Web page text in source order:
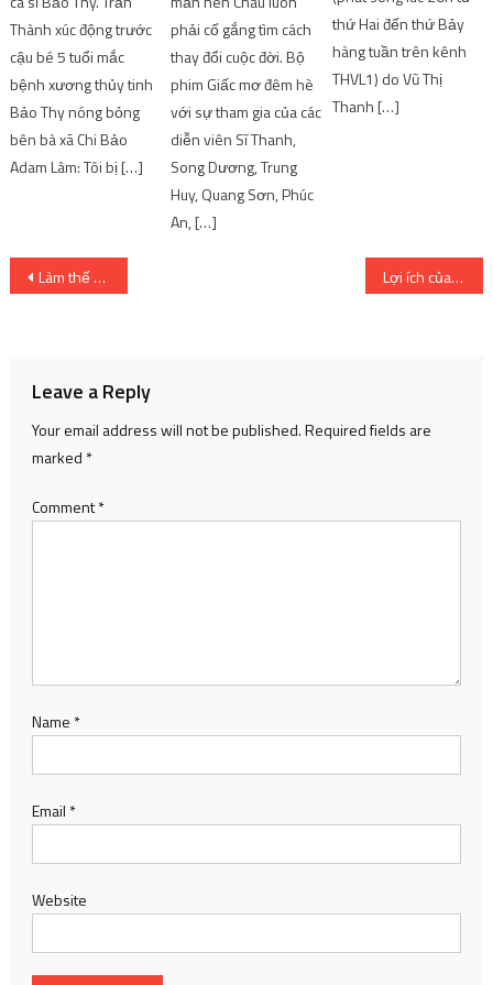
Thành xúc động trước
cậu bé 5 tuổi mắc
bệnh xương thủy tinh
Bảo Thy nóng bỏng
bên bà xã Chi Bảo
Adam Lâm: Tôi bị […]
phải cố gắng tìm cách
thay đổi cuộc đời. Bộ
phim Giấc mơ đêm hè
với sự tham gia của các
diễn viên Sĩ Thanh,
Song Dương, Trung
Huy, Quang Sơn, Phúc
An, […]
thứ Hai đến thứ Bảy
hàng tuần trên kênh
THVL1) do Vũ Thị
Thanh […]
Post
Làm thế nào để Vẽ Shantae? (Hướng dẫn vẽ dễ dàng) Lợi ích của Hoạt hình 2D
Leave a Reply
Your email address will not be published.Required fields are
marked *
Comment*
Name *
Email *
Website